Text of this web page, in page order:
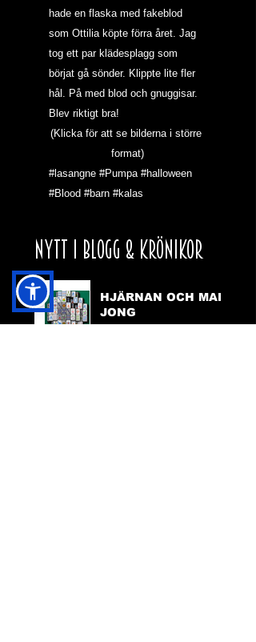
hade en flaska med fakeblod
som Ottilia köpte förra året. Jag
tog ett par klädesplagg som
börjat gå sönder. Klippte lite fler
hål. På med blod och gnuggisar.
Blev riktigt bra!
(Klicka för att se bilderna i större
format)
#lasangne #Pumpa #halloween
#Blood #barn #kalas
NYTT I BLOGG & KRÖNIKOR
HJÄRNAN OCH MAH
JONG